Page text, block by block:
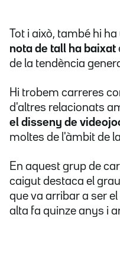
Tot i això, també hi ha
nota de tall ha baixat
de la tendència
Hi trobem carreres
d'altres relacionats
el disseny de
moltes de l'àmbit de la
En aquest grup de
caigut destaca el
que va arribar a ser
alta fa quinze anys i